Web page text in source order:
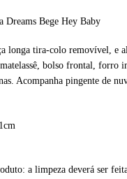
Dreams Bege Hey Baby
longa tira-colo removível, e
bolso frontal, forro
Acompanha pingente de
a limpeza deverá ser